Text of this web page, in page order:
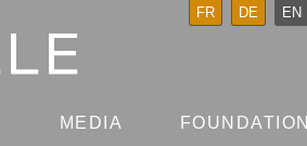
MEDIA FOUNDATION
FR DE EN